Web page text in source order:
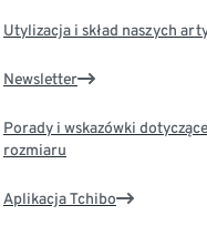
Utylizacja i skład naszych
Newsletter
Porady i wskazówki
rozmiaru
Aplikacja Tchibo